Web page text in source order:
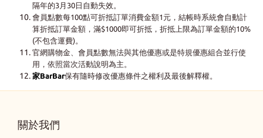
隔年的3月30日自動失效。
會員點數每100點可折抵訂單消費金額1元，結帳時系統會自動計
算折抵訂單金額，滿$1000即可折抵，折抵上限為訂單金額的10%
(不包含運費)。
官網購物金、會員點數無法與其他優惠或是特規優惠組合並行使
用，依照當次活動說明為主。
家BarBar保有隨時修改優惠條件之權利及最後解釋權。
關於我們